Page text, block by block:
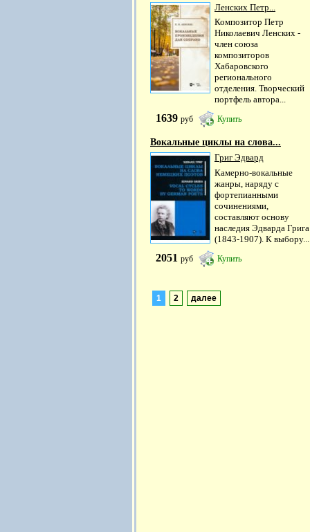
Ленских Петр...
Композитор Петр
Николаевич Ленских -
член союза
композиторов
Хабаровского
регионального
отделения. Творческий
портфель автора...
1639 руб Купить
Вокальные циклы на слова...
Григ Эдвард
Камерно-вокальные
жанры, наряду с
фортепианными
сочинениями,
составляют основу
наследия Эдварда Грига
(1843-1907). К выбору...
2051 руб Купить
1 2 далее